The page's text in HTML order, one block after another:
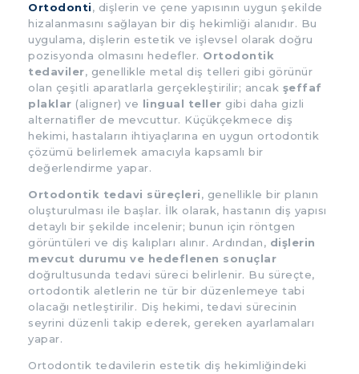
Ortodonti, dişlerin ve çene yapısının uygun şekilde
hizalanmasını sağlayan bir diş hekimliği alanıdır. Bu
uygulama, dişlerin estetik ve işlevsel olarak doğru
pozisyonda olmasını hedefler. Ortodontik
tedaviler, genellikle metal diş telleri gibi görünür
olan çeşitli aparatlarla gerçekleştirilir; ancak şeffaf
plaklar (aligner) ve lingual teller gibi daha gizli
alternatifler de mevcuttur. Küçükçekmece diş
hekimi, hastaların ihtiyaçlarına en uygun ortodontik
çözümü belirlemek amacıyla kapsamlı bir
değerlendirme yapar.
Ortodontik tedavi süreçleri, genellikle bir planın
oluşturulması ile başlar. İlk olarak, hastanın diş yapısı
detaylı bir şekilde incelenir; bunun için röntgen
görüntüleri ve diş kalıpları alınır. Ardından, dişlerin
mevcut durumu ve hedeflenen sonuçlar
doğrultusunda tedavi süreci belirlenir. Bu süreçte,
ortodontik aletlerin ne tür bir düzenlemeye tabi
olacağı netleştirilir. Diş hekimi, tedavi sürecinin
seyrini düzenli takip ederek, gereken ayarlamaları
yapar.
Ortodontik tedavilerin estetik diş hekimliğindeki